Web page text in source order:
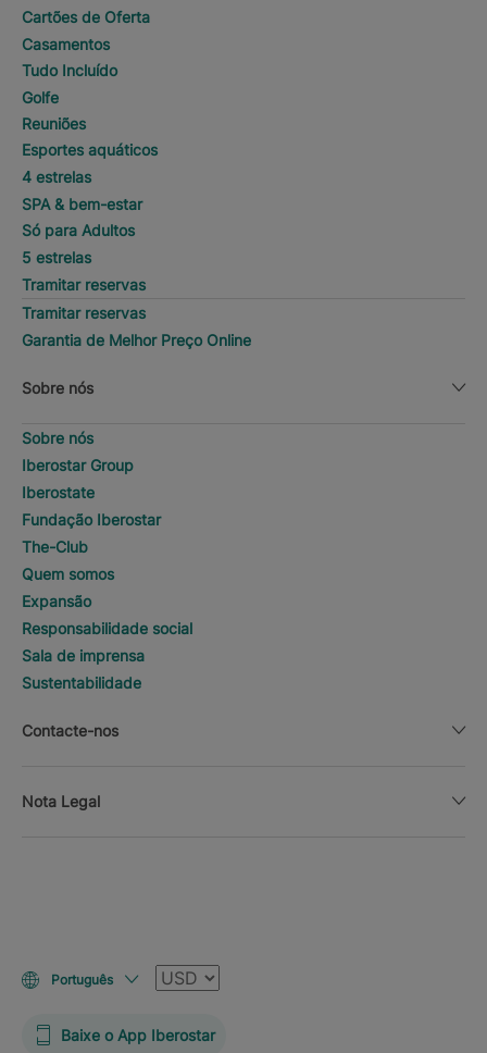
Cartões de Oferta
Casamentos
Tudo Incluído
Golfe
Reuniões
Esportes aquáticos
4 estrelas
SPA & bem-estar
Só para Adultos
5 estrelas
Tramitar reservas
Tramitar reservas
Garantia de Melhor Preço Online
Sobre nós
Sobre nós
Iberostar Group
Iberostate
Fundação Iberostar
The-Club
Quem somos
Expansão
Responsabilidade social
Sala de imprensa
Sustentabilidade
Contacte-nos
Nota Legal
Português Moeda
Baixe o App Iberostar